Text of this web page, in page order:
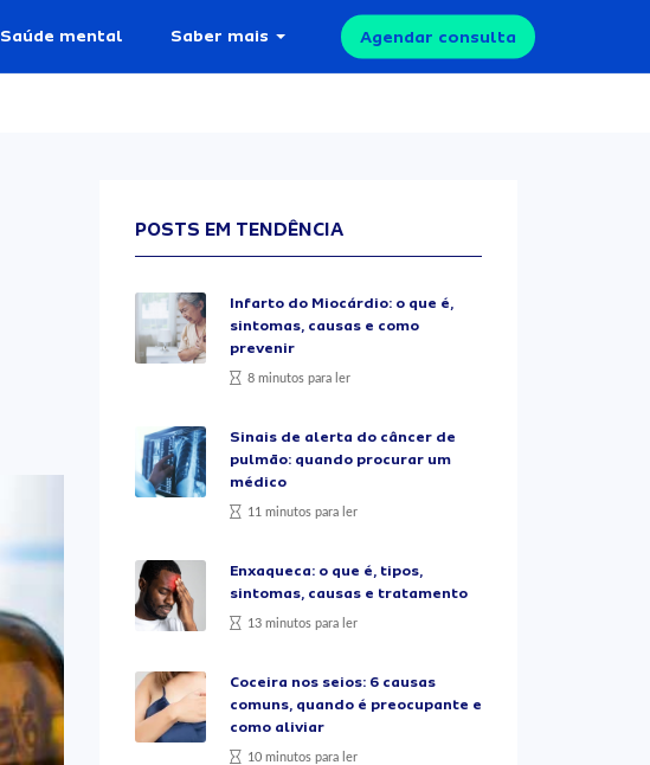
Saúde mental Saber mais Agendar consulta
POSTS EM TENDÊNCIA
Infarto do Miocárdio: o que é,
sintomas, causas e como
prevenir
8 minutos para ler
Sinais de alerta do câncer de
pulmão: quando procurar um
médico
11 minutos para ler
Enxaqueca: o que é, tipos,
sintomas, causas e tratamento
13 minutos para ler
Coceira nos seios: 6 causas
comuns, quando é preocupante e
como aliviar
10 minutos para ler